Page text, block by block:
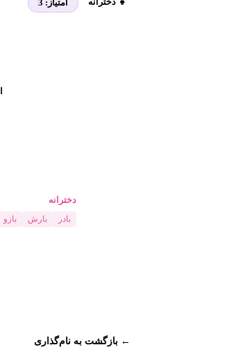
امتیاز: 3
دخترانه
بادر بارش بازو
← بازگشت به نام‌گذاری